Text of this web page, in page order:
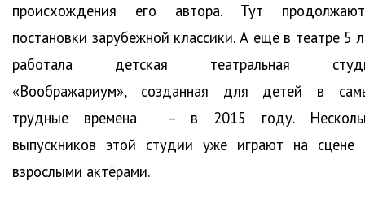
происхождения его автора. Тут
постановки зарубежной классики. А ещё в театре 5
работала детская театральная
«Воображариум», созданная для детей в
трудные времена – в 2015 году.
выпускников этой студии уже играют на сцене
взрослыми актёрами.